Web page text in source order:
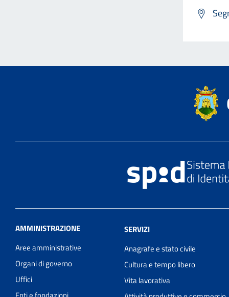
AMMINISTRAZIONE
Aree amministrative
Organi di governo
Uffici
SERVIZI
Anagrafe e stato civile
Cultura e tempo libero
Vita lavorativa